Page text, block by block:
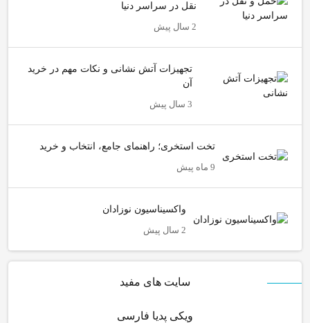
نقل در سراسر دنیا
2 سال پیش
تجهیزات آتش نشانی و نکات مهم در خرید
آن
3 سال پیش
تخت استخری؛ راهنمای جامع، انتخاب و خرید
9 ماه پیش
واکسیناسیون نوزادان
2 سال پیش
سایت های مفید
ویکی پدیا فارسی